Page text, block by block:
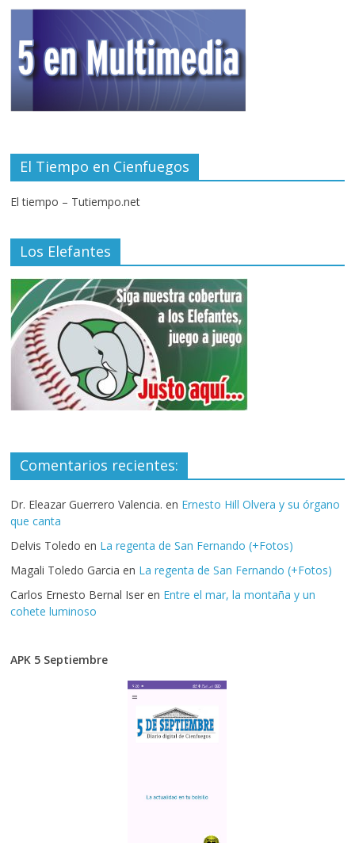
El Tiempo en Cienfuegos
El tiempo – Tutiempo.net
Los Elefantes
Comentarios recientes:
Dr. Eleazar Guerrero Valencia. en Ernesto Hill Olvera y su órgano
que canta
Delvis Toledo en La regenta de San Fernando (+Fotos)
Magali Toledo Garcia en La regenta de San Fernando (+Fotos)
Carlos Ernesto Bernal Iser en Entre el mar, la montaña y un
cohete luminoso
APK 5 Septiembre